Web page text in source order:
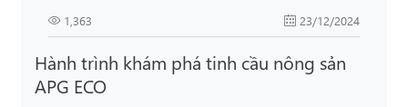
1,363 23/12/2024
Hành trình khám phá tinh cầu nông sản
APG ECO